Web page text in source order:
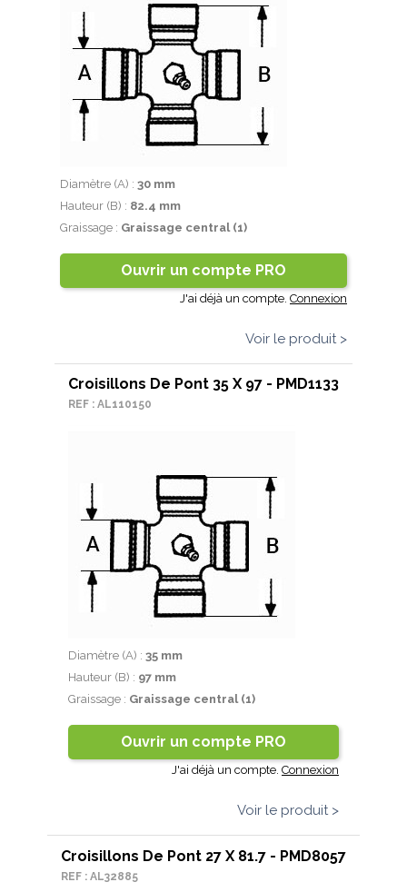
Diamètre (A) : 30 mm
Hauteur (B) : 82.4 mm
Graissage : Graissage central (1)
Ouvrir un compte PRO
J'ai déjà un compte. Connexion
Voir le produit >
Croisillons De Pont 35 X 97 - PMD1133
REF : AL110150
Diamètre (A) : 35 mm
Hauteur (B) : 97 mm
Graissage : Graissage central (1)
Ouvrir un compte PRO
J'ai déjà un compte. Connexion
Voir le produit >
Croisillons De Pont 27 X 81.7 - PMD8057
REF : AL32885